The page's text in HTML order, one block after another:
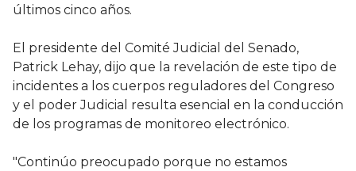
últimos cinco años.
El presidente del Comité Judicial del Senado,
Patrick Lehay, dijo que la revelación de este tipo de
incidentes a los cuerpos reguladores del Congreso
y el poder Judicial resulta esencial en la conducción
de los programas de monitoreo electrónico.
"Continúo preocupado porque no estamos